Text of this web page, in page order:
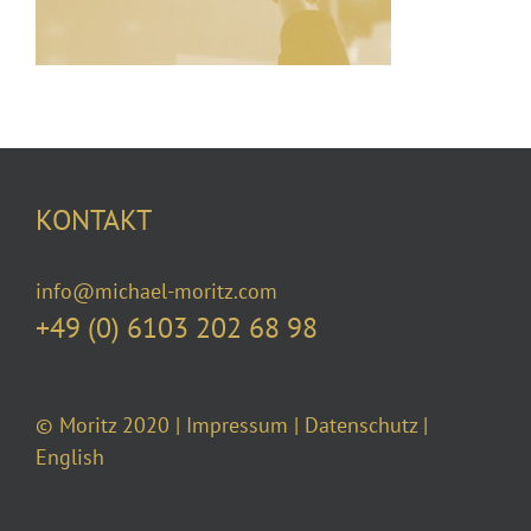
KONTAKT
info@michael-moritz.com
+49 (0) 6103 202 68 98
© Moritz 2020 | Impressum | Datenschutz |
English